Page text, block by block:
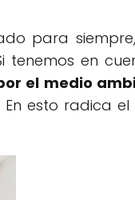
para
tenemos en
el medio
esto radica